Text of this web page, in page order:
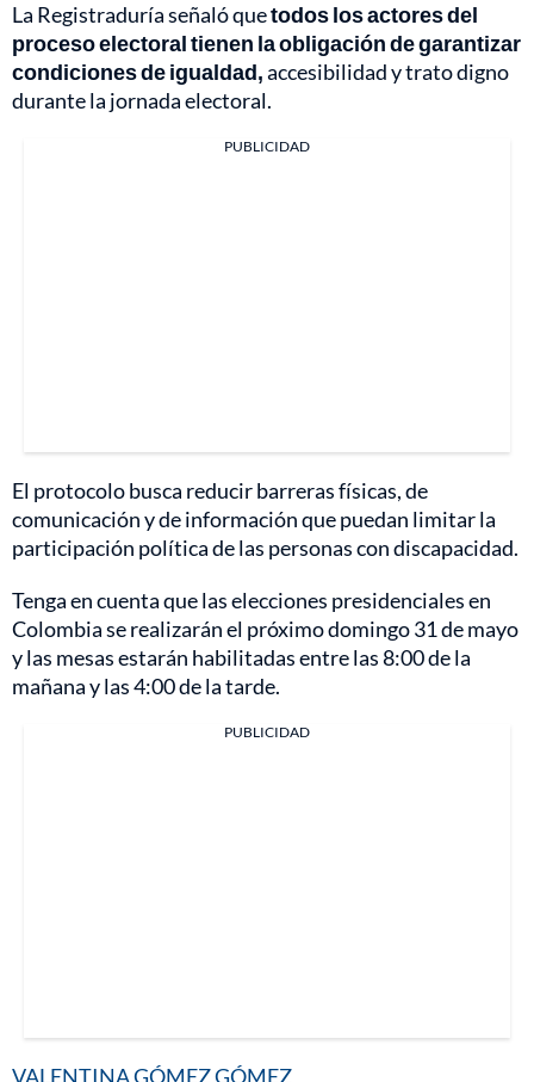
La Registraduría señaló quetodos los actores del
proceso electoral tienen la obligación de garantizar
condiciones de igualdad,accesibilidad y trato digno
durante la jornada electoral.
PUBLICIDAD
El protocolo busca reducir barreras físicas, de
comunicación y de información que puedan limitar la
participación política de las personas con discapacidad.
Tenga en cuenta que las elecciones presidenciales en
Colombia se realizarán el próximo domingo 31 de mayo
y las mesas estarán habilitadas entre las 8:00 de la
mañana y las 4:00 de la tarde.
PUBLICIDAD
VALENTINA GÓMEZ GÓMEZ